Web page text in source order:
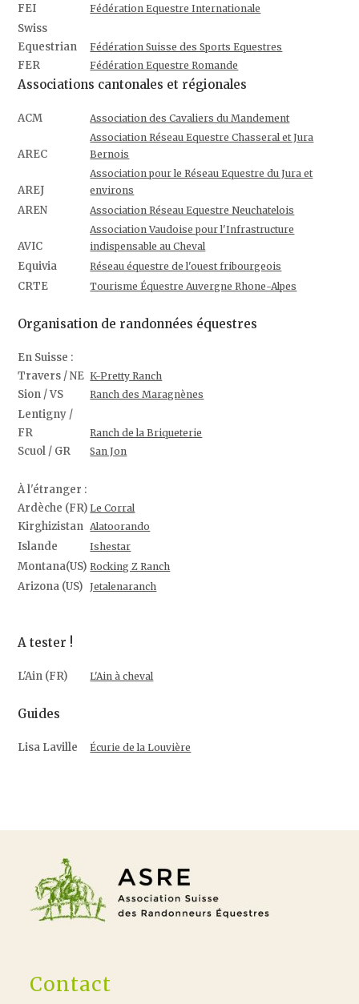
FEI Fédération Equestre Internationale
Swiss
Equestrian
Fédération Suisse des Sports Equestres
FER Fédération Equestre Romande
Associations cantonales et régionales
ACM Association des Cavaliers du Mandement
AREC
Association Réseau Equestre Chasseral et Jura
Bernois
AREJ
Association pour le Réseau Equestre du Jura et
environs
AREN Association Réseau Equestre Neuchatelois
AVIC
Association Vaudoise pour l'Infrastructure
indispensable au Cheval
Equivia Réseau équestre de l'ouest fribourgeois
CRTE Tourisme Équestre Auvergne Rhone-Alpes
Organisation de randonnées équestres
En Suisse :
Travers / NE K-Pretty Ranch
Sion / VS Ranch des Maragnènes
Lentigny /
FR
Ranch de la Briqueterie
Scuol / GR San Jon
À l'étranger :
Ardèche (FR) Le Corral
Kirghizistan Alatoorando
Islande Ishestar
Montana(US) Rocking Z Ranch
Arizona (US) Jetalenaranch
A tester !
L'Ain (FR) L'Ain à cheval
Guides
Lisa Laville Écurie de la Louvière
Contact